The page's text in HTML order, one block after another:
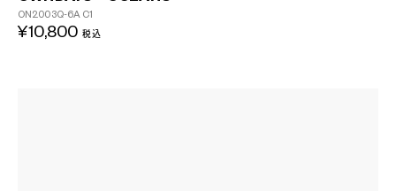
ON2003Q-6A C1
¥10,800 税込